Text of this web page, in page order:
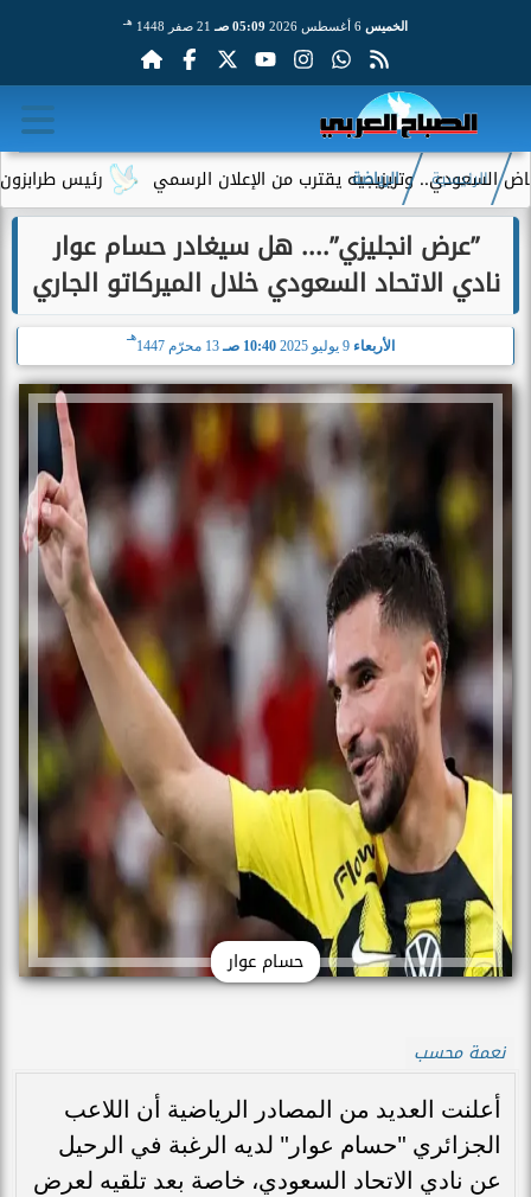
الخميس 05:09 صـ 21 صفر 1448 هـ
رئيس طرابزون سبور وتريزيجيه يقترب من الإعلان الرسمي
الرئيسية الرياضة
”عرض انجليزي”.... هل سيغادر حسام عوار
نادي الاتحاد السعودي خلال الميركاتو الجاري
الأربعاء 10:40 صـ 13 محرّم 1447
هـ
حسام عوار
نعمة محسب
أعلنت العديد من المصادر الرياضية أن اللاعب
الجزائري "حسام عوار" لديه الرغبة في الرحيل
عن نادي الاتحاد السعودي، خاصة بعد تلقيه لعرض